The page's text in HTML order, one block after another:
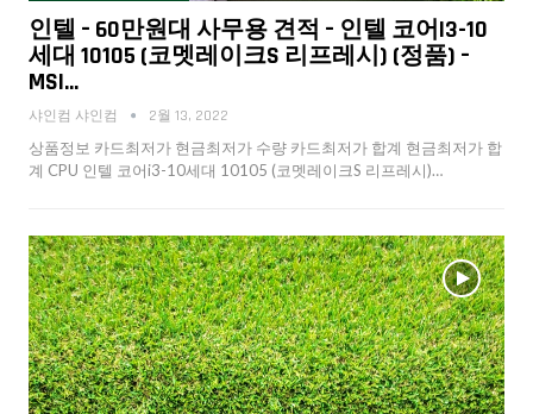
인텔 – 60만원대 사무용 견적 – 인텔 코어i3-10
세대 10105 (코멧레이크S 리프레시) (정품) –
MSI…
샤인컴 샤인컴 2월 13, 2022
상품정보 카드최저가 현금최저가 수량 카드최저가 합계 현금최저가 합
계 CPU 인텔 코어i3-10세대 10105 (코멧레이크S 리프레시)…